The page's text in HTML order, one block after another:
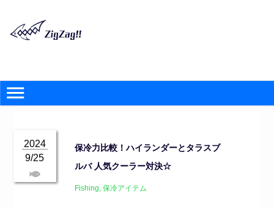
保冷力比較！ハイランダーとタラスブ
ルバ 人気クーラー対決☆
2024
9/25
Fishing, 保冷アイテム